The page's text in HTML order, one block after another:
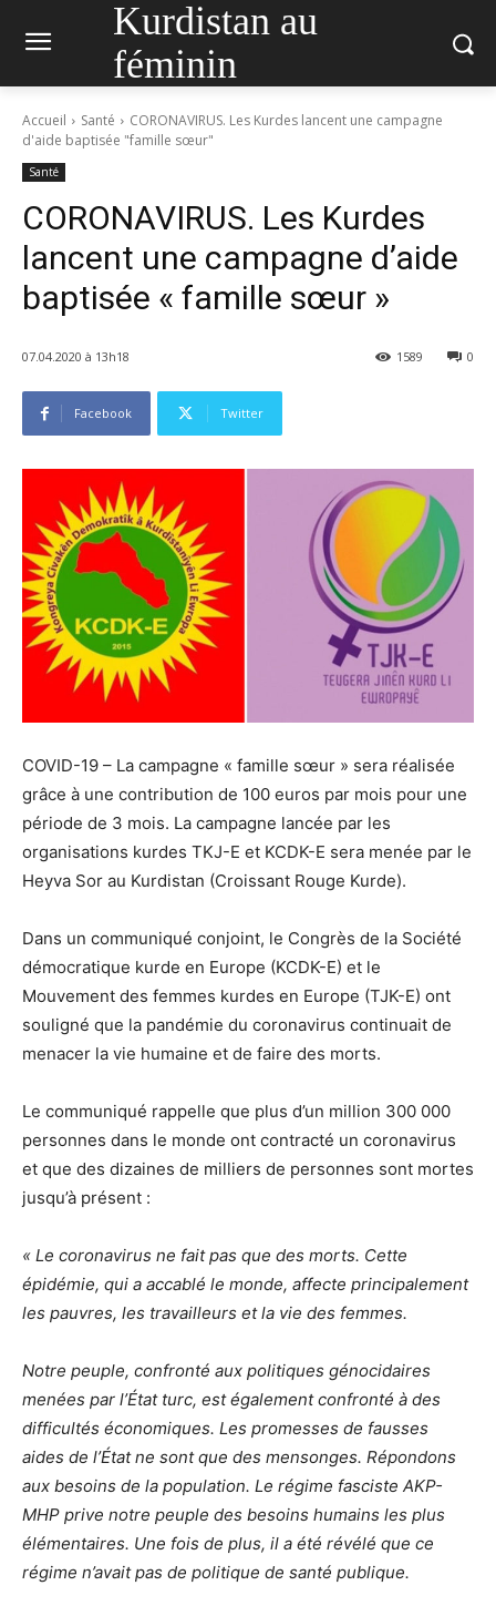
Kurdistan au
féminin
Accueil Santé
CORONAVIRUS. Les Kurdes lancent une campagne
d'aide baptisée "famille sœur"
Santé
CORONAVIRUS. Les Kurdes
lancent une campagne d’aide
baptisée « famille sœur »
07.04.2020 à 13h18 0
1589
Facebook Twitter
COVID-19 – La campagne « famille sœur » sera réalisée
grâce à une contribution de 100 euros par mois pour une
période de 3 mois. La campagne lancée par les
organisations kurdes TKJ-E et KCDK-E sera menée par le
Heyva Sor au Kurdistan (Croissant Rouge Kurde).
Dans un communiqué conjoint, le Congrès de la Société
démocratique kurde en Europe (KCDK-E) et le
Mouvement des femmes kurdes en Europe (TJK-E) ont
souligné que la pandémie du coronavirus continuait de
menacer la vie humaine et de faire des morts.
Le communiqué rappelle que plus d’un million 300 000
personnes dans le monde ont contracté un coronavirus
et que des dizaines de milliers de personnes sont mortes
jusqu’à présent :
« Le coronavirus ne fait pas que des morts. Cette
épidémie, qui a accablé le monde, affecte principalement
les pauvres, les travailleurs et la vie des femmes.
Notre peuple, confronté aux politiques génocidaires
menées par l’État turc, est également confronté à des
difficultés économiques. Les promesses de fausses
aides de l’État ne sont que des mensonges. Répondons
aux besoins de la population. Le régime fasciste AKP-
MHP prive notre peuple des besoins humains les plus
élémentaires. Une fois de plus, il a été révélé que ce
régime n’avait pas de politique de santé publique.